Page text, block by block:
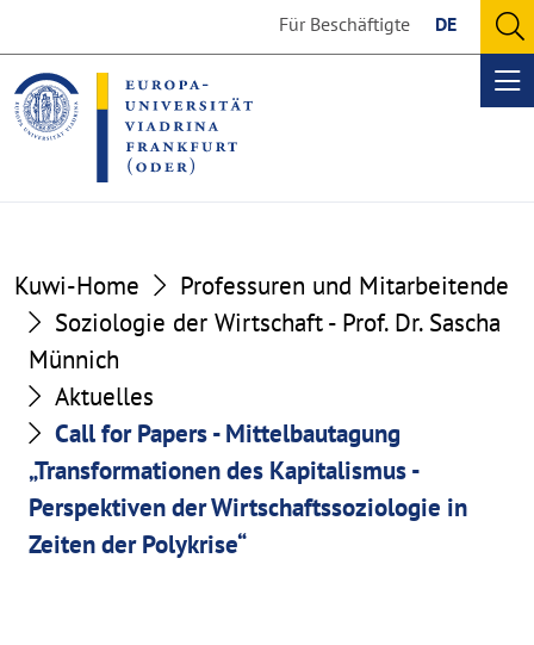
the
content
section
the
footer
section
Für Beschäftigte DE
Kuwi-Home
Professuren und Mitarbeitende
Soziologie der Wirtschaft - Prof. Dr. Sascha
Münnich
Aktuelles
Call for Papers - Mittelbautagung
„Transformationen des Kapitalismus -
Perspektiven der Wirtschaftssoziologie in
Zeiten der Polykrise“